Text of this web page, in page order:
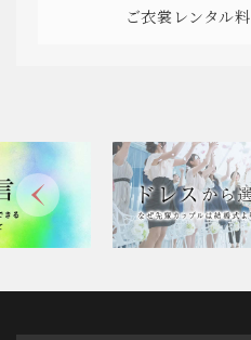
ご衣裳レンタル料